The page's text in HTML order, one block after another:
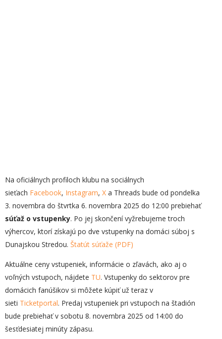
Na oficiálnych profiloch klubu na sociálnych
sieťach Facebook, Instagram, X a Threads bude od pondelka
3. novembra do štvrtka 6. novembra 2025 do 12:00 prebiehať
súťaž o vstupenky. Po jej skončení vyžrebujeme troch
výhercov, ktorí získajú po dve vstupenky na domáci súboj s
Dunajskou Stredou. Štatút súťaže (PDF)
Aktuálne ceny vstupeniek, informácie o zľavách, ako aj o
voľných vstupoch, nájdete TU. Vstupenky do sektorov pre
domácich fanúšikov si môžete kúpiť už teraz v
sieti Ticketportal. Predaj vstupeniek pri vstupoch na štadión
bude prebiehať v sobotu 8. novembra 2025 od 14:00 do
šesťdesiatej minúty zápasu.